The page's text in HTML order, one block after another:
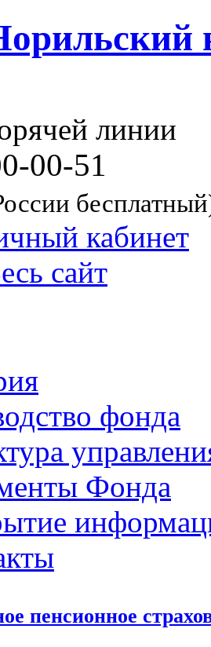
линии
00-51
кабинет
сайт
фонда
Фонда
пенсионное